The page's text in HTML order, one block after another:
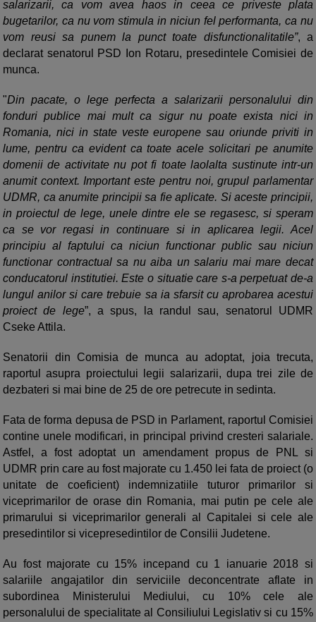
salarizarii, ca vom avea haos in ceea ce priveste plata
bugetarilor, ca nu vom stimula in niciun fel performanta, ca nu
vom reusi sa punem la punct toate disfunctionalitatile”, a
declarat senatorul PSD Ion Rotaru, presedintele Comisiei de
munca.
"Din pacate, o lege perfecta a salarizarii personalului din
fonduri publice mai mult ca sigur nu poate exista nici in
Romania, nici in state veste europene sau oriunde priviti in
lume, pentru ca evident ca toate acele solicitari pe anumite
domenii de activitate nu pot fi toate laolalta sustinute intr-un
anumit context. Important este pentru noi, grupul parlamentar
UDMR, ca anumite principii sa fie aplicate. Si aceste principii,
in proiectul de lege, unele dintre ele se regasesc, si speram
ca se vor regasi in continuare si in aplicarea legii. Acel
principiu al faptului ca niciun functionar public sau niciun
functionar contractual sa nu aiba un salariu mai mare decat
conducatorul institutiei. Este o situatie care s-a perpetuat de-a
lungul anilor si care trebuie sa ia sfarsit cu aprobarea acestui
proiect de lege”, a spus, la randul sau, senatorul UDMR
Cseke Attila.
Senatorii din Comisia de munca au adoptat, joia trecuta,
raportul asupra proiectului legii salarizarii, dupa trei zile de
dezbateri si mai bine de 25 de ore petrecute in sedinta.
Fata de forma depusa de PSD in Parlament, raportul Comisiei
contine unele modificari, in principal privind cresteri salariale.
Astfel, a fost adoptat un amendament propus de PNL si
UDMR prin care au fost majorate cu 1.450 lei fata de proiect (o
unitate de coeficient) indemnizatiile tuturor primarilor si
viceprimarilor de orase din Romania, mai putin pe cele ale
primarului si viceprimarilor generali al Capitalei si cele ale
presedintilor si vicepresedintilor de Consilii Judetene.
Au fost majorate cu 15% incepand cu 1 ianuarie 2018 si
salariile angajatilor din serviciile deconcentrate aflate in
subordinea Ministerului Mediului, cu 10% cele ale
personalului de specialitate al Consiliului Legislativ si cu 15%